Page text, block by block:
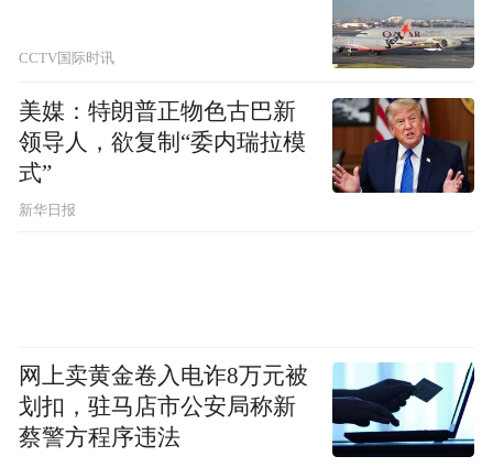
活动。看一个东方神起视频，猜视频里面产
品价格，就有可能有获得去济州岛免费旅游
的机会。想去韩国济州岛的一定要试一下哦~
而且只要分享，就有机会获得东方神起的亲
笔签名的写真集和 CD呢^0^仙后们赶快行动
啊！
CCTV国际时讯
美媒：特朗普正物色古巴新
领导人，欲复制“委内瑞拉模
式”
新华日报
网上卖黄金卷入电诈8万元被
划扣，驻马店市公安局称新
蔡警方程序违法